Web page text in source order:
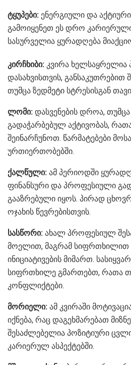
ტყუპები: ენერგიული და
გამოიყენეთ ეს დრო
სასურველია ყურადღება
კირჩხიბი: კვირა ხელსაყრელია
დასახვისთვის, განსაკუთრებით
თუმცა ზედმეტი სტრესისგან
ლომი: დასვენების დროა,
გადაჭარბებულ აქტივობას, რათა
შეინარჩუნოთ. წარმატებები
ურთიერთობებში.
ქალწული: ამ პერიოდში
ფინანსური და პროფესიული
გააზრებული იყოს. პირად
ოჯახის წევრებისთვის.
სასწორი: ახალ პროფესიულ
მოელით, მაგრამ სიფრთხილით
ინიციატივების მიმართ.
სიფრთხილე გმართებთ, რათა
კონფლიქტები.
მორიელი: ამ კვირაში
იქნება, რაც დაგეხმარებათ
შესაძლებელია პოზიტიური
კარიერულ ასპექტებში.